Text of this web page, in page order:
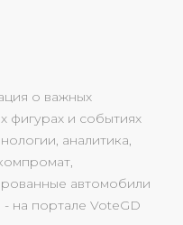
о важных
фигурах и событиях
аналитика,
автомобили
на портале VoteGD